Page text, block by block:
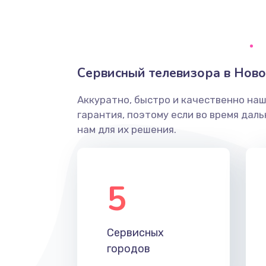
ремонт
Ремонт разъема SIM-карты
Ремонт после залития
Ремонт электроплаты
Сервисный телевизора в
Аккуратно, быстро и качественно
гарантия, поэтому если во время
нам для их решения.
5
Сервисных
городов